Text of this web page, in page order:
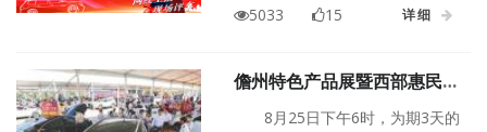
文化广场隆重举行！
5033 15 详细
儋州特色产品展暨西部惠民车
展完美收官
8月25日下午6时，为期3天的